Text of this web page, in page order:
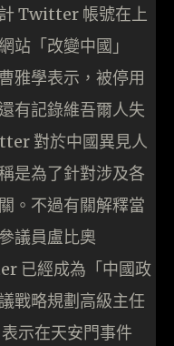
Twitter 帳號在上
站「改變中國」
雅學表示，被停用
有記錄維吾爾人失
對於中國異見人
是為了針對涉及各
。不過有關解釋當
議員盧比奧
已經成為「中國政
戰略規劃高級主任
示在天安門事件